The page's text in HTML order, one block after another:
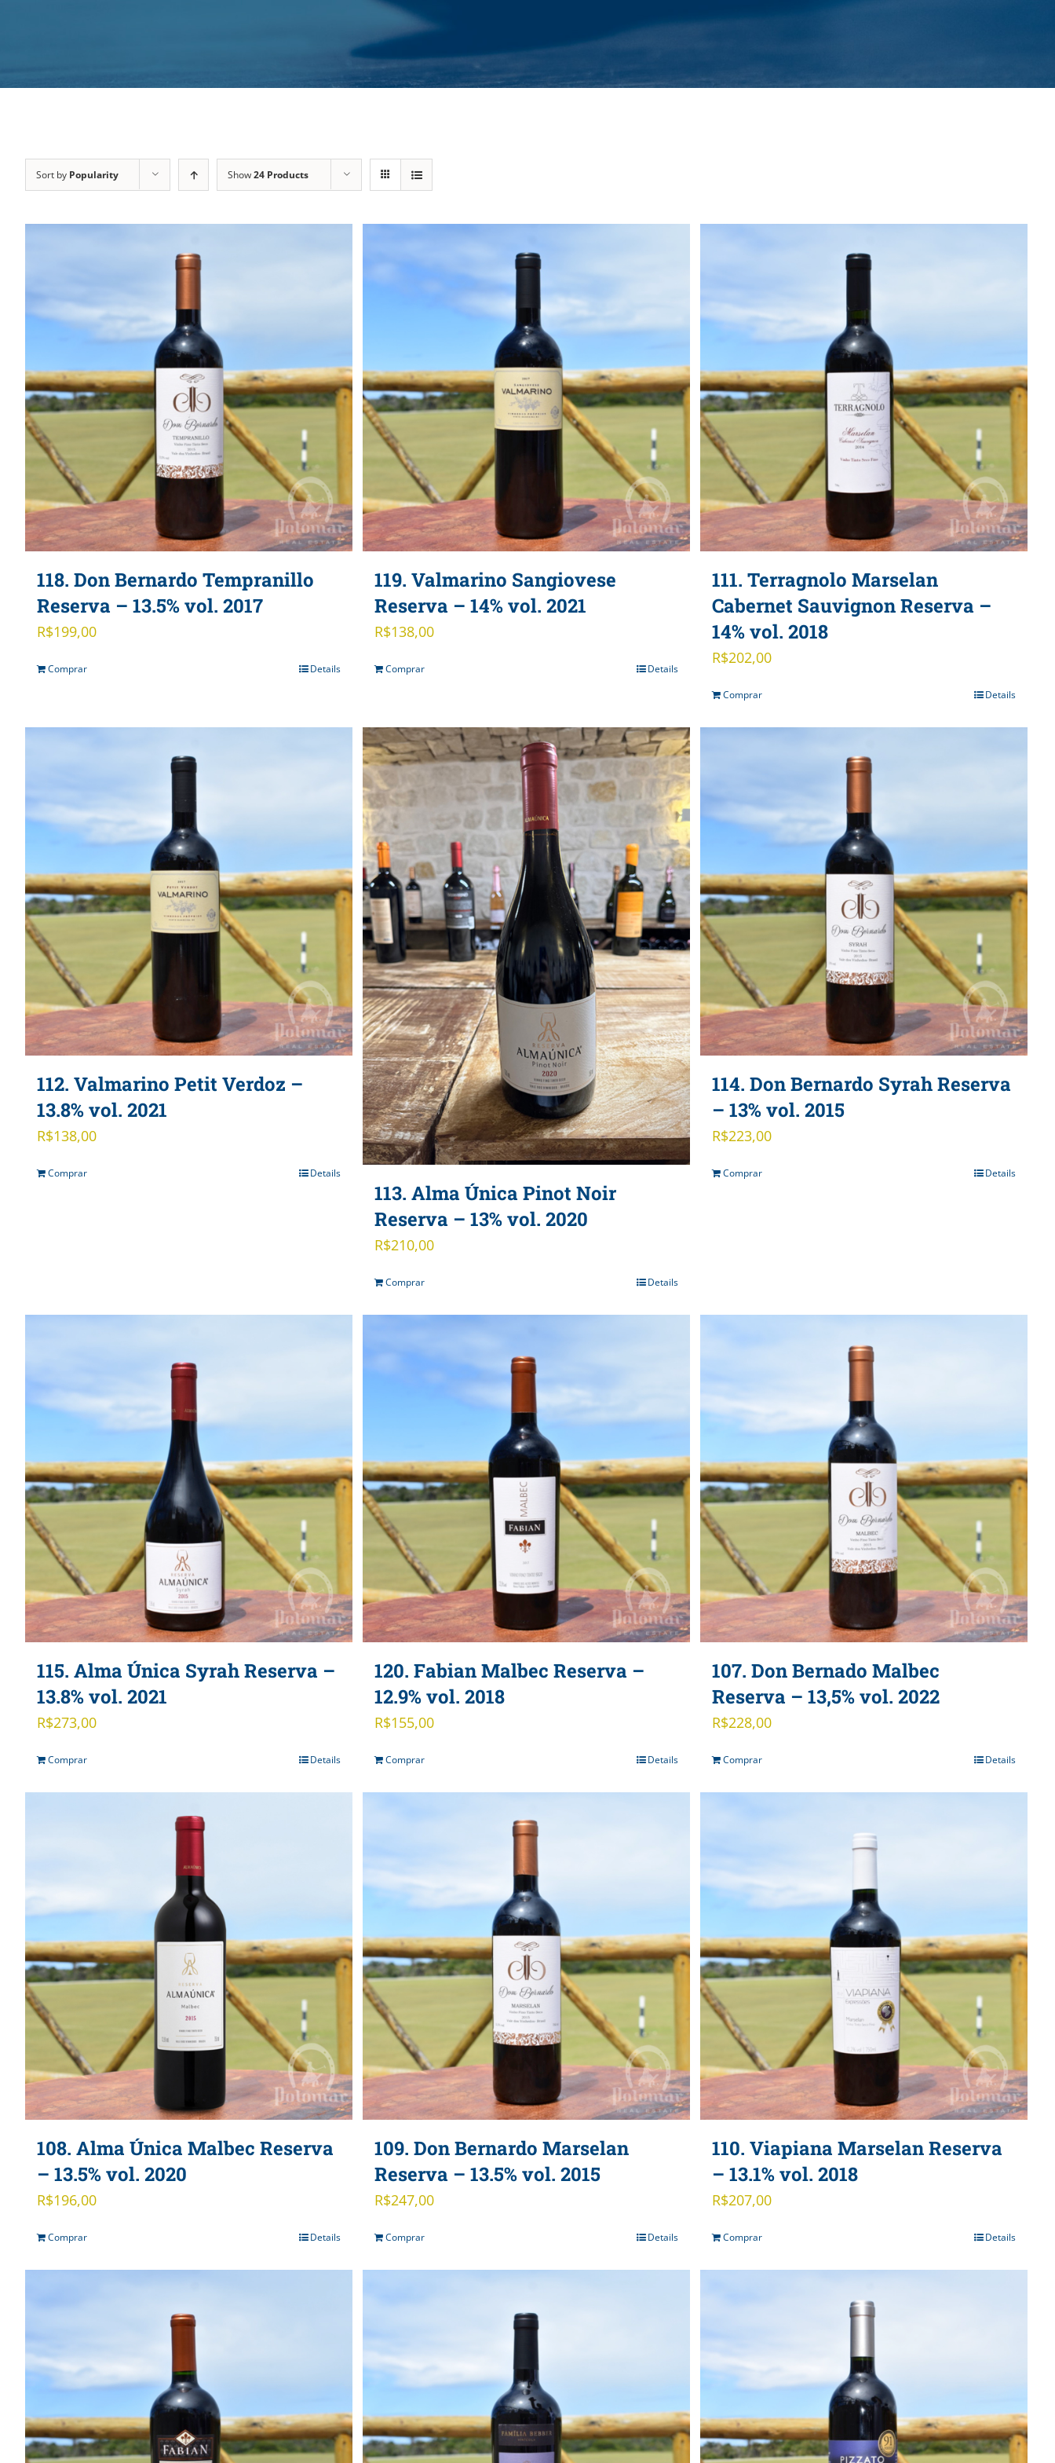
Sort by Popularity Show24 Products
118. Don Bernardo Tempranillo
Reserva – 13.5% vol. 2017
R$199,00
Comprar Details
119. Valmarino Sangiovese
Reserva – 14% vol. 2021
R$138,00
Comprar Details
111. Terragnolo Marselan
Cabernet Sauvignon Reserva –
14% vol. 2018
R$202,00
Comprar Details
112. Valmarino Petit Verdoz –
13.8% vol. 2021
R$138,00
Comprar Details
113. Alma Única Pinot Noir
Reserva – 13% vol. 2020
R$210,00
Comprar Details
114. Don Bernardo Syrah Reserva
– 13% vol. 2015
R$223,00
Comprar Details
115. Alma Única Syrah Reserva –
13.8% vol. 2021
R$273,00
Comprar Details
120. Fabian Malbec Reserva –
12.9% vol. 2018
R$155,00
Comprar Details
107. Don Bernado Malbec
Reserva – 13,5% vol. 2022
R$228,00
Comprar Details
108. Alma Única Malbec Reserva
– 13.5% vol. 2020
R$196,00
Comprar Details
109. Don Bernardo Marselan
Reserva – 13.5% vol. 2015
R$247,00
Comprar Details
110. Viapiana Marselan Reserva
– 13.1% vol. 2018
R$207,00
Comprar Details